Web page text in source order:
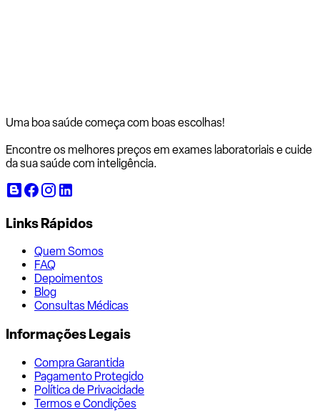
Uma boa saúde começa com boas escolhas!
Encontre os melhores preços em exames laboratoriais e cuide
da sua saúde com inteligência.
Links Rápidos
Quem Somos
FAQ
Depoimentos
Blog
Consultas Médicas
Informações Legais
Compra Garantida
Pagamento Protegido
Política de Privacidade
Termos e Condições